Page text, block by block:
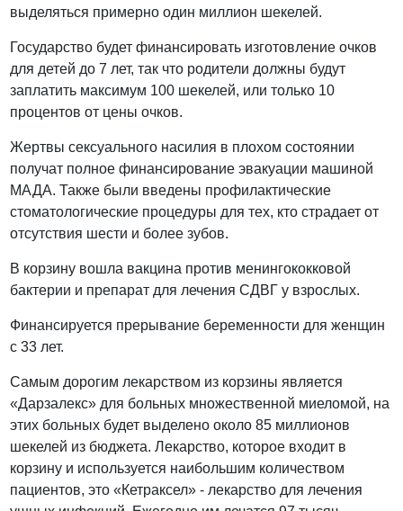
выделяться примерно один миллион шекелей.
Государство будет финансировать изготовление очков
для детей до 7 лет, так что родители должны будут
заплатить максимум 100 шекелей, или только 10
процентов от цены очков.
Жертвы сексуального насилия в плохом состоянии
получат полное финансирование эвакуации машиной
МАДА. Также были введены профилактические
стоматологические процедуры для тех, кто страдает от
отсутствия шести и более зубов.
В корзину вошла вакцина против менингококковой
бактерии и препарат для лечения СДВГ у взрослых.
Финансируется прерывание беременности для женщин
с 33 лет.
Самым дорогим лекарством из корзины является
«Дарзалекс» для больных множественной миеломой, на
этих больных будет выделено около 85 миллионов
шекелей из бюджета. Лекарство, которое входит в
корзину и используется наибольшим количеством
пациентов, это «Кетраксел» - лекарство для лечения